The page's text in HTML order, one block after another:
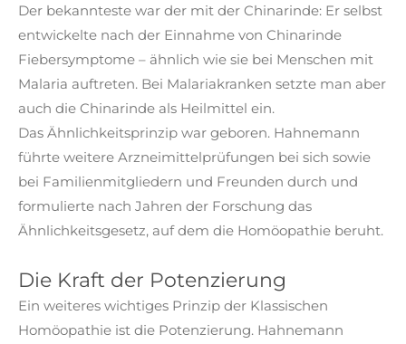
Der bekannteste war der mit der Chinarinde: Er selbst
entwickelte nach der Einnahme von Chinarinde
Fiebersymptome – ähnlich wie sie bei Menschen mit
Malaria auftreten. Bei Malariakranken setzte man aber
auch die Chinarinde als Heilmittel ein.
Das Ähnlichkeitsprinzip war geboren. Hahnemann
führte weitere Arzneimittelprüfungen bei sich sowie
bei Familienmitgliedern und Freunden durch und
formulierte nach Jahren der Forschung das
Ähnlichkeitsgesetz, auf dem die Homöopathie beruht.
Die Kraft der Potenzierung
Ein weiteres wichtiges Prinzip der Klassischen
Homöopathie ist die Potenzierung. Hahnemann